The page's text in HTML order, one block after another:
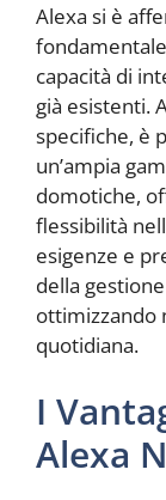
Alexa si è
capacità di
già esistenti.
specifiche, è
un’ampia
domotiche,
flessibilità
esigenze e
della
ottimizzando
quotidiana.
I
Alexa